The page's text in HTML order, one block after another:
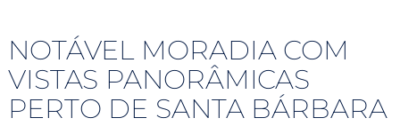
NOTÁVEL MORADIA COM
VISTAS PANORÂMICAS
PERTO DE SANTA BÁRBARA